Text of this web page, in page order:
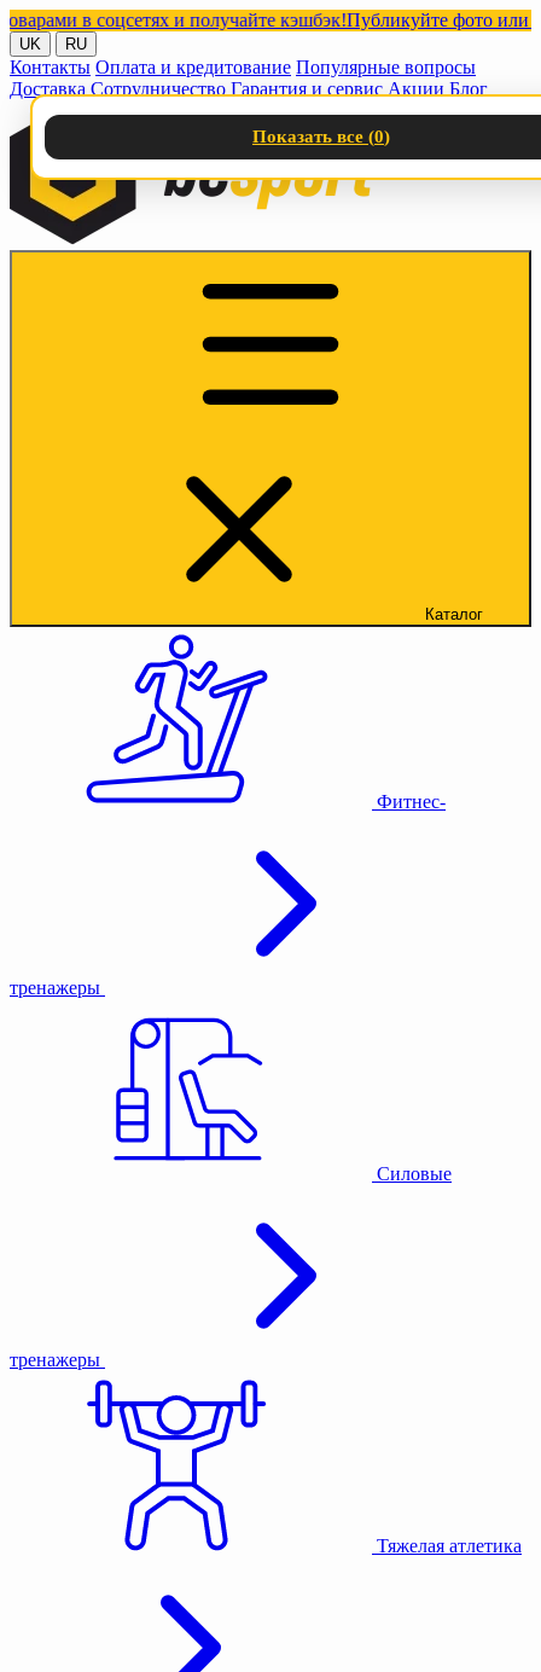
в соцсетях и получайте кэшбэк!Публикуйте фото или
UK RU
Контакты Оплата и кредитование Популярные вопросы
Доставка Сотрудничество Гарантия и сервис Акции Блог
Каталог
Фитнес-
тренажеры
Силовые
тренажеры
Тяжелая атлетика
Показать все (0)